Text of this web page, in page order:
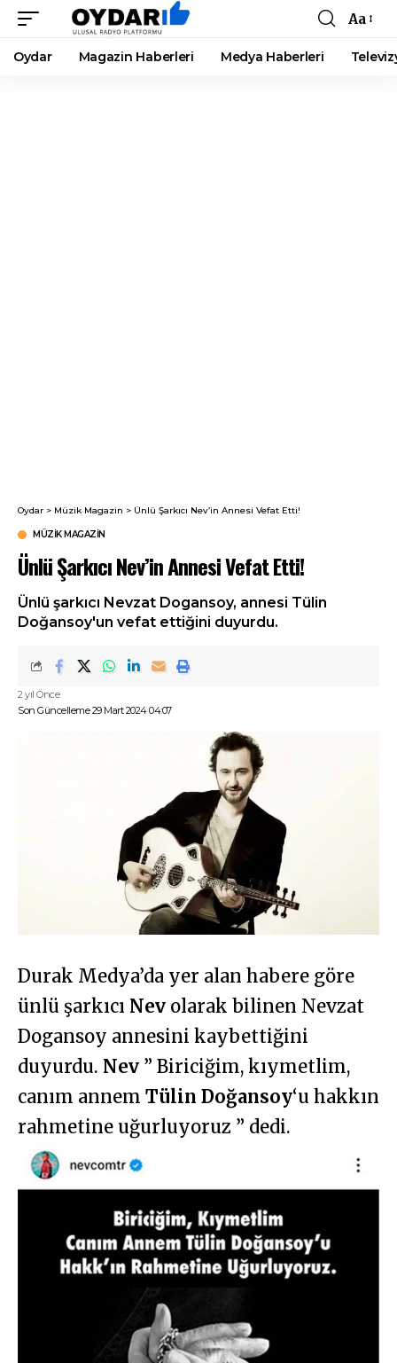
Font
Resizer
Aa
Oydar Magazin Haberleri Medya Haberleri
Oydar > Müzik Magazin > Ünlü Şarkıcı Nev’in Annesi Vefat Etti!
MÜZIK MAGAZIN
Ünlü Şarkıcı Nev’in Annesi Vefat Etti!
Ünlü şarkıcı Nevzat Dogansoy, annesi Tülin
Doğansoy'un vefat ettiğini duyurdu.
Son Güncelleme 29 Mart 2024 04:07
2 yıl Önce
Durak Medya’da yer alan habere göre
ünlü şarkıcı Nev olarak bilinen Nevzat
Dogansoy annesini kaybettiğini
duyurdu. Nev ” Biriciğim, kıymetlim,
canım annem Tülin Doğansoy‘u hakkın
rahmetine uğurluyoruz ” dedi.